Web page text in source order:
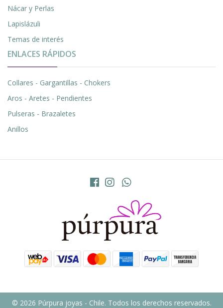
Nácar y Perlas
Lapislázuli
Temas de interés
ENLACES RÁPIDOS
Collares - Gargantillas - Chokers
Aros - Aretes - Pendientes
Pulseras - Brazaletes
Anillos
© 2026 Púrpura joyas - Chile. Todos los derechos reservados.